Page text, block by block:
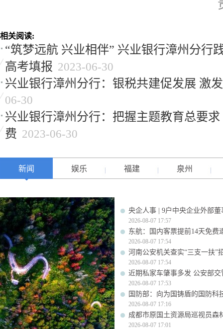
相关阅读:
“筑梦远航 兴业相伴” 兴业银行漳州分行
高考填报 2023-06-30
兴业银行漳州分行：银税共建促发展 激
06-30
兴业银行漳州分行：把握主题教育总要
费 2023-06-30
新闻 娱乐 福建 泉州
央企人事 | 9户中央企业外部
2026-08-07 17:57
东航：国内客票提前14天免费
2026-08-07 17:54
河南公安机关查实“三支一扶”
2026-08-07 17:54
近期私家车肇事多发 公安部
2026-08-07 17:53
国防部：向为国铸盾的国防科
2026-08-07 17:16
成都市原国土资源局巡视员森
2026-08-07 17:01